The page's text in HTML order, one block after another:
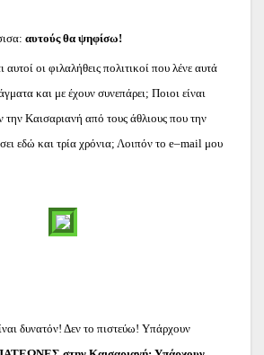
αυτούς θα ψηφίσω!
αυτοί οι φιλαλήθεις πολιτικοί που λένε αυτά
και με έχουν συνεπάρει; Ποιοι είναι
Καισαριανή από τους άθλιους που την
εδώ και τρία χρόνια; Λοιπόν το e–mail μου
δυνατόν! Δεν το πιστεύω! Υπάρχουν